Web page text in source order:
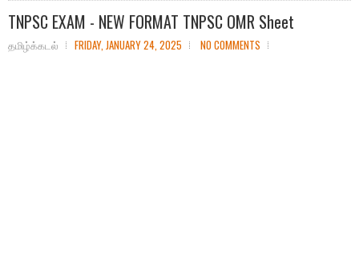
TNPSC EXAM - NEW FORMAT TNPSC OMR Sheet
தமிழ்க்கடல் FRIDAY, JANUARY 24, 2025 NO COMMENTS